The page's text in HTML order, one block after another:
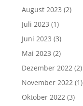
August 2023 (2)
Juli 2023 (1)
Juni 2023 (3)
Mai 2023 (2)
Dezember 2022 (2)
November 2022 (1)
Oktober 2022 (3)